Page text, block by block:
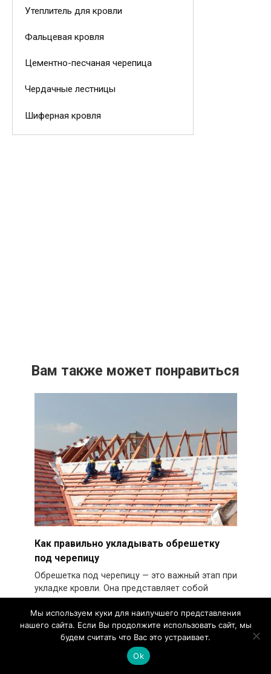
Утеплитель для кровли
Фальцевая кровля
Цементно-песчаная черепица
Чердачные лестницы
Шиферная кровля
Вам также может понравиться
Как правильно укладывать обрешетку
под черепицу
Обрешетка под черепицу — это важный этап при
укладке кровли. Она представляет собой
основание
2.8k.
Мы используем куки для наилучшего представления
нашего сайта. Если Вы продолжите использовать сайт, мы
будем считать что Вас это устраивает.
Ok